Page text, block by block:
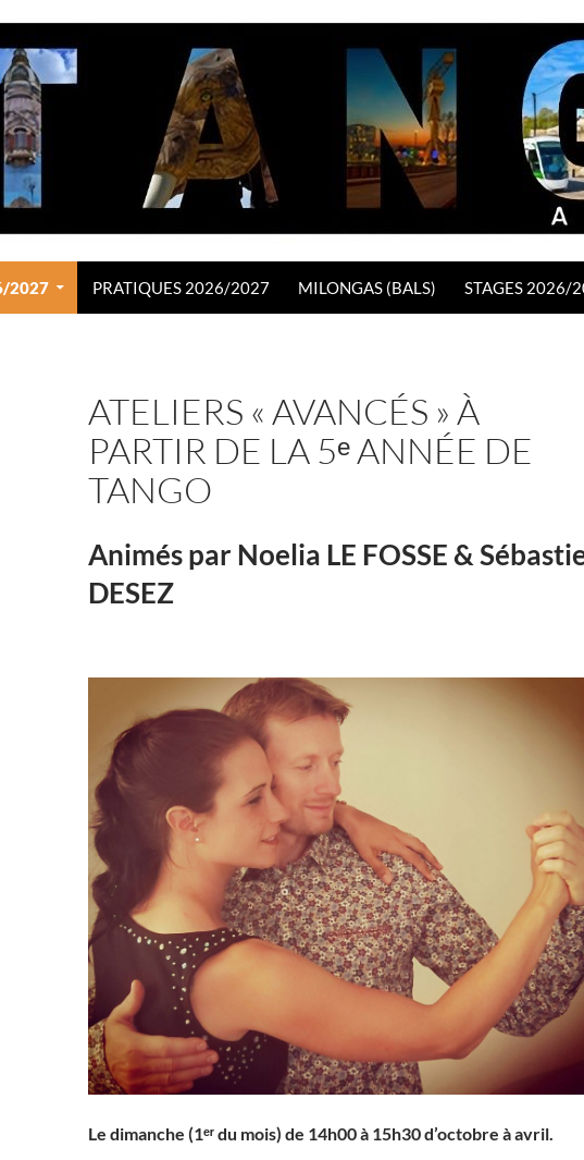
TANGO
2027 PRATIQUES 2026/2027 MILONGAS (BALS) STAGES 2026/
ATELIERS « AVANCÉS » À
PARTIR DE LA 5ᵉ ANNÉE DE
TANGO
Animés par Noelia LE FOSSE &
DESEZ
Le dimanche (1ᵉʳ du mois) de 14h00 à 15h30d’octobre à avril.